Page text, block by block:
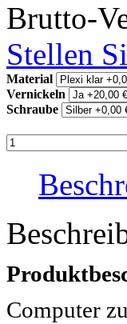
Brutto-
Stellen
Material
Vernickeln
Schraube
Computer